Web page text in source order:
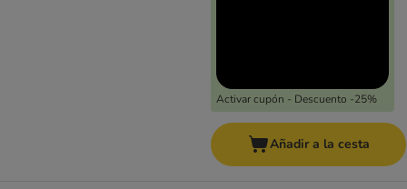
Activar cupón - Descuento -25%
Añadir a la cesta